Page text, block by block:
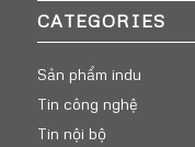
CATEGORIES
Sản phẩm indu
Tin công nghệ
Tin nội bộ